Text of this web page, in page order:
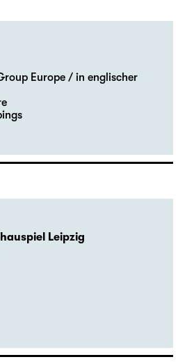
veröffentlicht.
Europe / in englischer
Leipzig